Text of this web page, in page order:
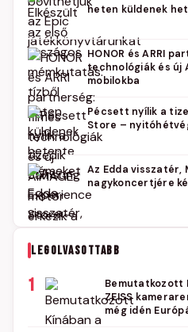
heten küldenek
HONOR és ARRI
technológiák és új
mobilokba
Pécsett nyílik a
Store –
Az Edda visszatér,
nagykoncertjére
LEGOLVASOTTABB
1
Bemutatkozott
ZEISS
még idén